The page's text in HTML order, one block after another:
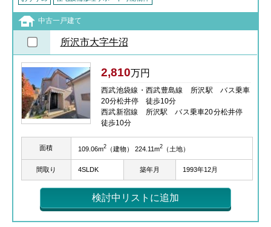
中古一戸建て
所沢市大字牛沼
2,810万円
西武池袋線・西武豊島線 所沢駅 バス乗車
20分松井停 徒歩10分
西武新宿線 所沢駅 バス乗車20分松井停
徒歩10分
面積 109.06m2（建物） 224.11m2（土地）
間取り 4SLDK 築年月 1993年12月
検討中リストに追加